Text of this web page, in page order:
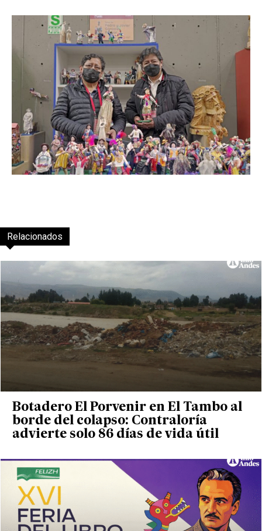
Relacionados
Botadero El Porvenir en El Tambo al
borde del colapso: Contraloría
advierte solo 86 días de vida útil